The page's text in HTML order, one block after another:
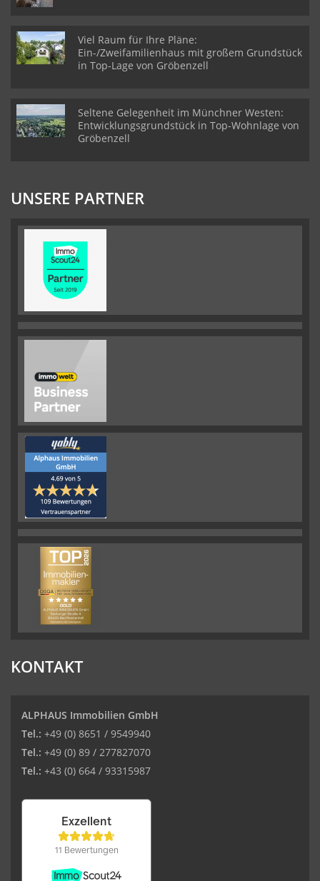
Viel Raum für Ihre Pläne:
Ein-/Zweifamilienhaus mit großem Grundstück
in Top-Lage von Gröbenzell
Seltene Gelegenheit im Münchner Westen:
Entwicklungsgrundstück in Top-Wohnlage von
Gröbenzell
UNSERE PARTNER
KONTAKT
ALPHAUS Immobilien GmbH
Tel.: +49 (0) 8651 / 9549940
Tel.: +49 (0) 89 / 277827070
Tel.: +43 (0) 664 / 93315987